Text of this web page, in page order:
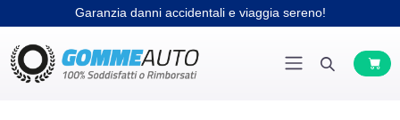
Garanzia danni accidentali e viaggia sereno!